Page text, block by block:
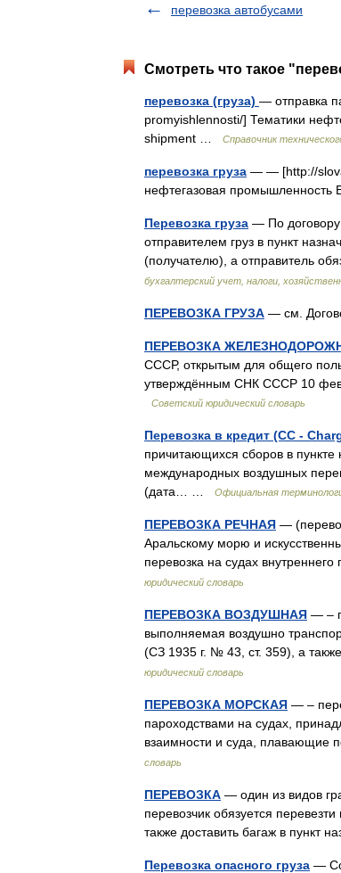
перевозка автобусами
Смотреть что такое
перевозка (груза) — отправка
promyishlennosti/] Тематики
shipment …
Справочник
перевозка груза — — [http://
нефтегазовая
Перевозка груза — По договору
отправителем груз в пункт
(получателю), а отправитель
бухгалтерский учет, налоги,
ПЕРЕВОЗКА ГРУЗА — см.
ПЕРЕВОЗКА
СССР, открытым для общего
утверждённым СНК СССР 10
Советский юридический словарь
Перевозка в кредит (CC -
причитающихся сборов в
международных воздушных
(дата… …
Официальная
ПЕРЕВОЗКА РЕЧНАЯ —
Аральскому морю и
перевозка на судах
юридический словарь
ПЕРЕВОЗКА ВОЗДУШНАЯ — –
выполняемая воздушно
(СЗ 1935 г. № 43, ст. 359), а
юридический словарь
ПЕРЕВОЗКА МОРСКАЯ — –
пароходствами на судах,
взаимности и суда,
словарь
ПЕРЕВОЗКА — один из видов
перевозчик обязуется
также доставить багаж в пункт
Перевозка опасного груза —